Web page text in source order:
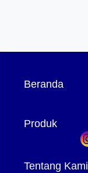
Beranda
Produk
Tentang Kami